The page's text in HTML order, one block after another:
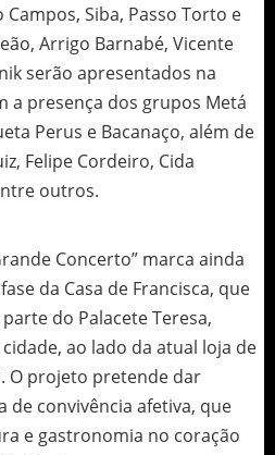
Siba, Passo Torto e
Arrigo Barnabé, Vicente
serão apresentados na
a presença dos grupos Metá
Perus e Bacanaço, além de
Felipe Cordeiro, Cida
outros.
Concerto” marca ainda
da Casa de Francisca, que
do Palacete Teresa,
ao lado da atual loja de
O projeto pretende dar
convivência afetiva, que
e gastronomia no coração